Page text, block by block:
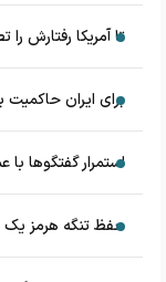
تا آمریکا رفتارش
برای ایران
استمرار گفتگوها
حفظ تنگه هرمز یک